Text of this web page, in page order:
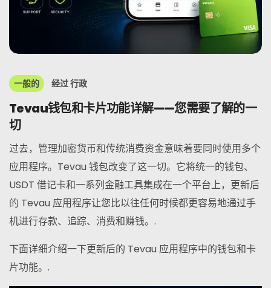
一般的 经过行政
Tevau钱包和卡片功能详解——您需要了解的一
切
过去，管理加密货币和传统消费资金意味着要同时使用多个
应用程序。Tevau 钱包改变了这一切。它将统一的钱包、
USDT 借记卡和一系列金融工具集成在一个平台上，更新后
的 Tevau 应用程序让您比以往任何时候都更容易地通过手
机进行存款、追踪、消费和赚钱。.
下面详细介绍一下更新后的 Tevau 应用程序中的钱包和卡
片功能。.